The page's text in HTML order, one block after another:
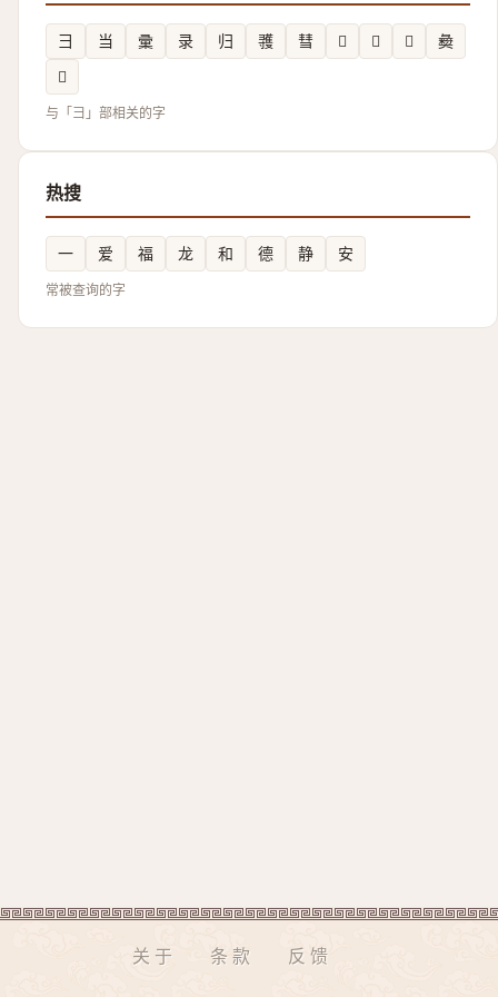
彐 当 彚 录 归 彟 彗 𢑡 𪫇 𢑴
𢑱
𭛐
与「彐」部相关的字
热搜
一 爱 福 龙 和 德 静 安
常被查询的字
关于 条款 反馈